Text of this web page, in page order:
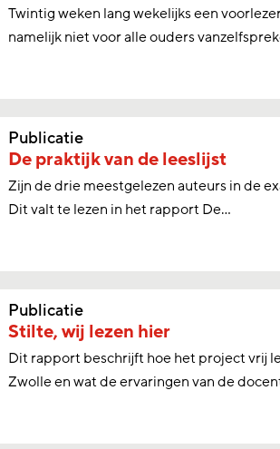
Twintig weken lang wekelijks een
namelijk niet voor alle ouders
Publicatie
De praktijk van de leeslijst
Zijn de drie meestgelezen auteurs in de
Dit valt te lezen in het rapport De...
Publicatie
Stilte, wij lezen hier
Dit rapport beschrijft hoe het project vrij
Zwolle en wat de ervaringen van de